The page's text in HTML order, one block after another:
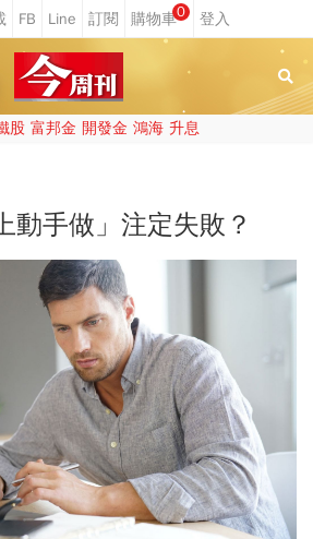
0
股 富邦金 開發金 鴻海 升息
動手做」注定失敗？